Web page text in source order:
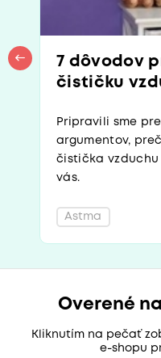
7 dôvodov
čističku
Pripravili sme
argumentov,
čistička vzduchu
vás.
Astma
Overené
Kliknutím na pečať
e-shopu